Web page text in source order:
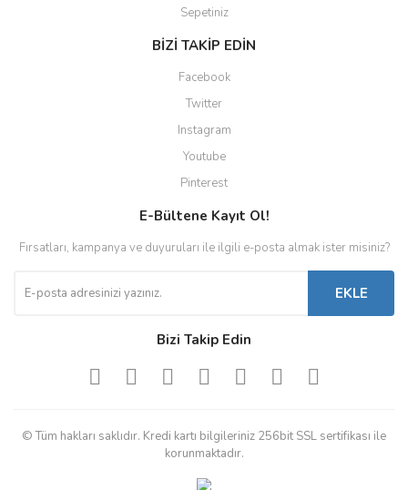
Sepetiniz
BİZİ TAKİP EDİN
Facebook
Twitter
Instagram
Youtube
Pinterest
E-Bültene Kayıt Ol!
Fırsatları, kampanya ve duyuruları ile ilgili e-posta almak ister misiniz?
EKLE
Bizi Takip Edin
© Tüm hakları saklıdır. Kredi kartı bilgileriniz 256bit SSL sertifikası ile
korunmaktadır.